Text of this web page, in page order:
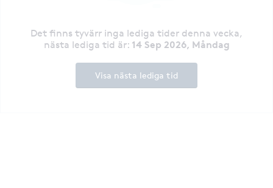
Det finns tyvärr inga lediga tider denna vecka,
nästa lediga tid är: 14 Sep 2026, Måndag
Visa nästa lediga tid